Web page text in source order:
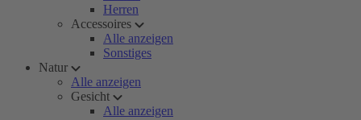
Herren
Accessoires
Alle anzeigen
Sonstiges
Natur
Alle anzeigen
Gesicht
Alle anzeigen